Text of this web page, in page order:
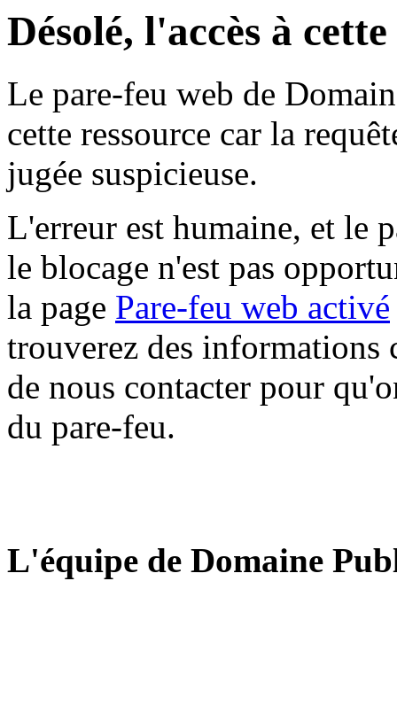
Désolé, l'accès à
Le pare-feu web de
cette ressource car la
jugée suspicieuse.
L'erreur est humaine, et le
le blocage n'est pas
la page Pare-feu web activé
trouverez des informations
de nous contacter pour
du pare-feu.
L'équipe de Domaine